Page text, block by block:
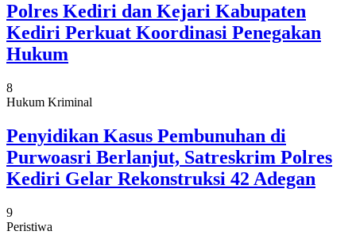
Polres Kediri dan Kejari Kabupaten
Kediri Perkuat Koordinasi Penegakan
Hukum
8
Hukum Kriminal
Penyidikan Kasus Pembunuhan di
Purwoasri Berlanjut, Satreskrim Polres
Kediri Gelar Rekonstruksi 42 Adegan
9
Peristiwa